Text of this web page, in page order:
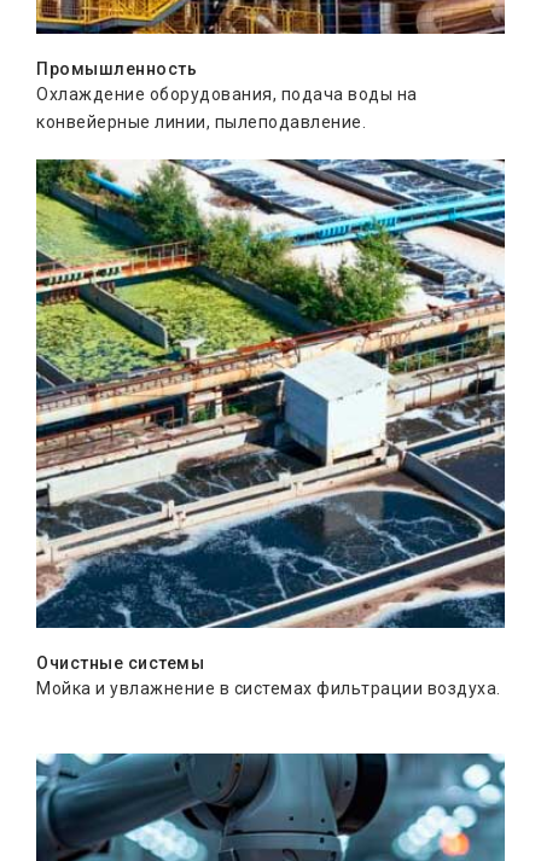
Промышленность
Охлаждение оборудования, подача воды на
конвейерные линии, пылеподавление.
Очистные системы
Мойка и увлажнение в системах фильтрации воздуха.